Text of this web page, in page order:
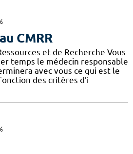
CMRR
et de Recherche Vous
temps le médecin responsable
avec vous ce qui est le
des critères d’i